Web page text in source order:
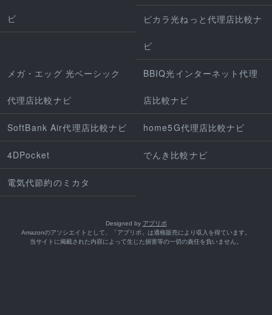
ビ ピカラ光ねっと代理店比較ナ
ビ
メガ・エッグ 光ベーシック
代理店比較ナビ
BBIQ光インターネット代理
店比較ナビ
SoftBank Air代理店比較ナビ home5G代理店比較ナビ
4DPocket でんき比較ナビ
電気代節約のミカタ
Designed by アプリポ
Amazonのアソシエイトとして、「アプリポ」は適格販売により収入を得ています。
当サイトに掲載された内容によって生じた損害等の一切の責任を負いません。